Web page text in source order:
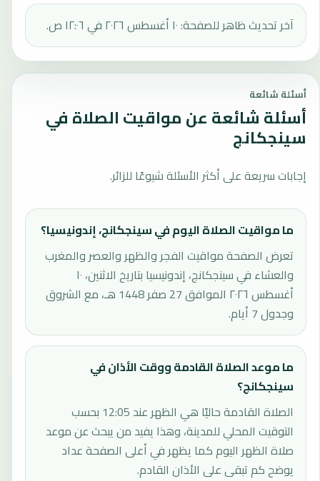
آخر تحديث ظاهر للصفحة: ١٠ أغسطس ٢٠٢٦ في ١٢:٠٦ ص.
أسئلة شائعة
أسئلة شائعة عن مواقيت الصلاة في
سينجكانج
إجابات سريعة على أكثر الأسئلة شيوعًا للزائر.
ما مواقيت الصلاة اليوم في سينجكانج، إندونيسيا؟
تعرض الصفحة مواقيت الفجر والظهر والعصر والمغرب
والعشاء في سينجكانج، إندونيسيا بتاريخ الاثنين، ١٠
أغسطس ٢٠٢٦ الموافق 27 صفر 1448 هـ، مع الشروق
وجدول 7 أيام.
ما موعد الصلاة القادمة ووقت الأذان في
سينجكانج؟
الصلاة القادمة حاليًا هي الظهر عند 12:05 بحسب
التوقيت المحلي للمدينة، وهذا يفيد من يبحث عن موعد
صلاة الظهر اليوم كما يظهر في أعلى الصفحة عداد
يوضح كم تبقى على الأذان القادم.